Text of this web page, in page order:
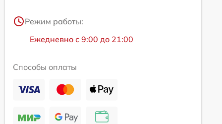
Режим работы:
Ежедневно с 9:00 до 21:00
Способы оплаты